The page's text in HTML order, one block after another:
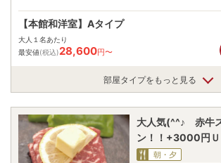
【本館和洋室】Aタイプ
大人１名あたり
最安値(税込)28,600円〜
部屋タイプをもっと見る
大人気(^^♪ 赤牛
ン！！+3000円Ｕ
朝・夕